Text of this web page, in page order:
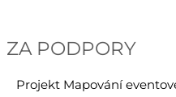
ZA PODPORY
Projekt Mapování